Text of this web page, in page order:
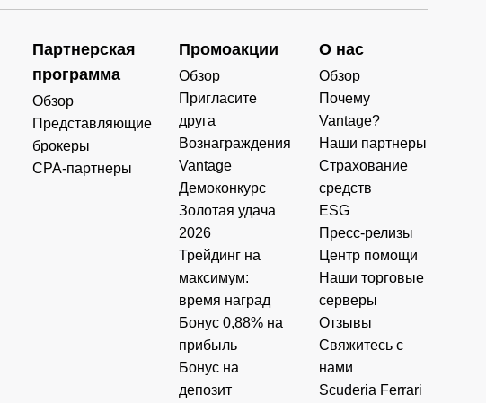
Партнерская
программа
Обзор
Представляющие
брокеры
CPA-партнеры
Промоакции
Обзор
Пригласите
друга
Вознаграждения
Vantage
Демоконкурс
Золотая удача
2026
Трейдинг на
максимум:
время наград
Бонус 0,88% на
прибыль
Бонус на
депозит
О нас
Обзор
Почему
Vantage?
Наши партнеры
Страхование
средств
ESG
Пресс-релизы
Центр помощи
Наши торговые
серверы
Отзывы
Свяжитесь с
нами
Scuderia Ferrari